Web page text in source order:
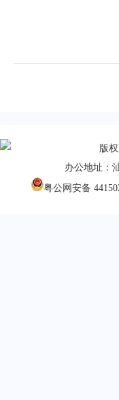
版
办公地址：
粤公网安备